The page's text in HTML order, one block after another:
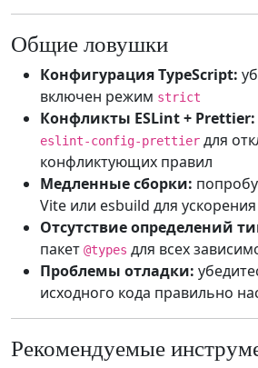
Общие ловушки
Конфигурация TypeScript:
включен режим strict
Конфликты ESLint + Prettier:
eslint-config-prettier для
конфликтующих правил
Медленные сборки:
Vite или esbuild для
Отсутствие определений
пакет @types для всех
Проблемы отладки:
исходного кода правильно
Рекомендуемые